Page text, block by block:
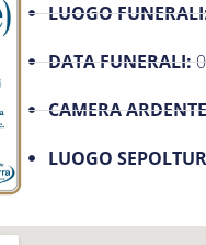
LUOGO
DATA FUNERALI:
CAMERA
LUOGO